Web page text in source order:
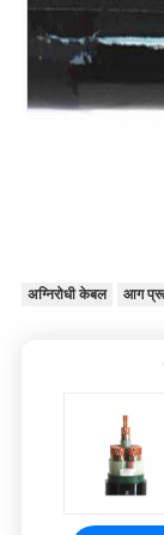
अग्निरोधी केबल आग